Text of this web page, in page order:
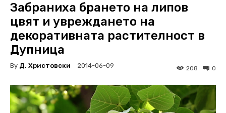
Забраниха брането на липов
цвят и увреждането на
декоративната растителност в
Дупница
By Д. Христовски 2014-06-09 0
208